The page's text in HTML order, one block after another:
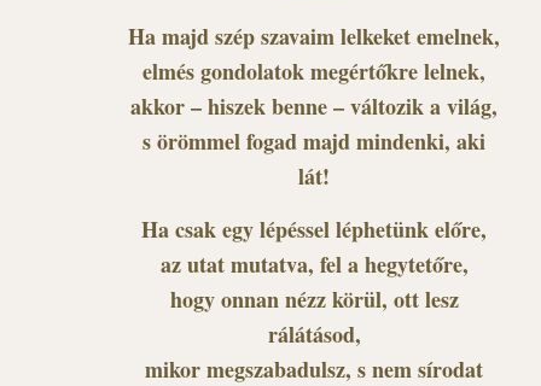
Ha majd szép szavaim lelkeket emelnek,
elmés gondolatok megértőkre lelnek,
akkor – hiszek benne – változik a világ,
s örömmel fogad majd mindenki, aki
lát!
Ha csak egy lépéssel léphetünk előre,
az utat mutatva, fel a hegytetőre,
hogy onnan nézz körül, ott lesz
rálátásod,
mikor megszabadulsz, s nem sírodat